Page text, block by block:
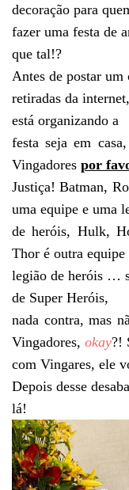
decoração para
fazer uma festa de
que tal!?
Antes de postar
retiradas da
está organizando a
festa seja em
Vingadores por
Justiça! Batman,
uma equipe e uma
de heróis, Hulk,
Thor é outra equipe
legião de heróis …
de Super Heróis,
nada contra, mas
Vingadores, okay?!
com Vingares, ele
Depois desse
lá!